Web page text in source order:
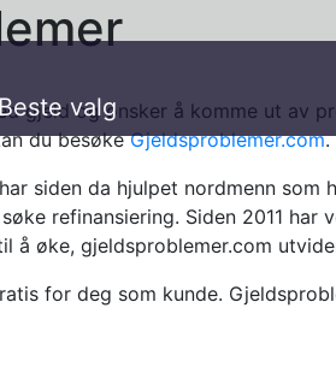
valg
gjeld og ønsker å komme ut av
du besøkeGjeldsproblemer.com.
siden da hjulpet nordmenn som
refinansiering. Siden 2011 har
å øke, gjeldsproblemer.com
for deg som kunde.